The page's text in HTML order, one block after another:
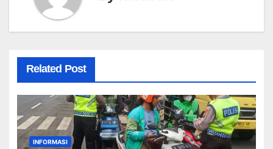
Related Post
INFORMASI